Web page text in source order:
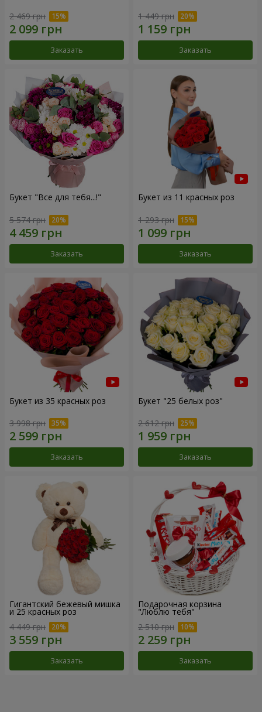
2 469 грн
Заказать
1 449 грн
Заказать
Букет "Все для тебя...!"
5 574 грн
Заказать
Букет из 11 красных роз
1 293 грн
Заказать
Букет из 35 красных роз
3 998 грн
Заказать
Букет "25 белых роз"
2 612 грн
Заказать
Гигантский бежевый мишка
и 25 красных роз
4 449 грн
Заказать
Подарочная корзина
"Люблю тебя"
2 510 грн
Заказать